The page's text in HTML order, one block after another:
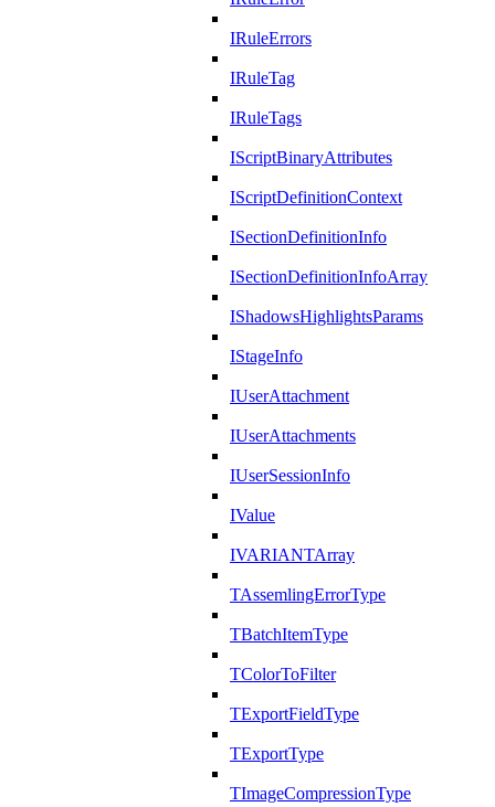
IRuleErrors
IRuleTag
IRuleTags
IScriptBinaryAttributes
IScriptDefinitionContext
ISectionDefinitionInfo
ISectionDefinitionInfoArray
IShadowsHighlightsParams
IStageInfo
IUserAttachment
IUserAttachments
IUserSessionInfo
IValue
IVARIANTArray
TAssemlingErrorType
TBatchItemType
TColorToFilter
TExportFieldType
TExportType
TImageCompressionType